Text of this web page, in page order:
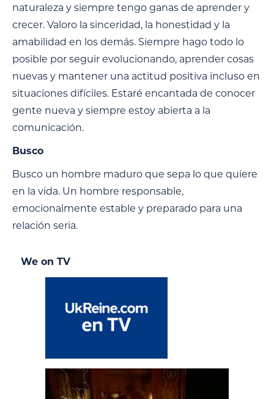
naturaleza y siempre tengo ganas de aprender y
crecer. Valoro la sinceridad, la honestidad y la
amabilidad en los demás. Siempre hago todo lo
posible por seguir evolucionando, aprender cosas
nuevas y mantener una actitud positiva incluso en
situaciones difíciles. Estaré encantada de conocer
gente nueva y siempre estoy abierta a la
comunicación.
Busco
Busco un hombre maduro que sepa lo que quiere
en la vida. Un hombre responsable,
emocionalmente estable y preparado para una
relación seria.
We on TV